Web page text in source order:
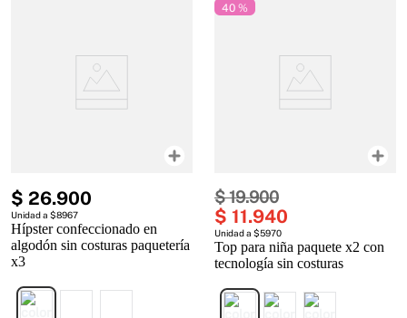
$ 26.900
Unidad a $8967
Hípster confeccionado en
algodón sin costuras paquetería
x3
40 %
$19.900
$ 11.940
Unidad a $5970
Top para niña paquete x2 con
tecnología sin costuras